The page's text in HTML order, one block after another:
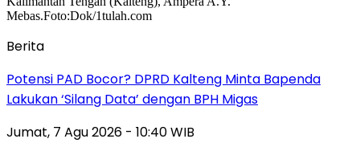
Berita
Potensi PAD Bocor? DPRD Kalteng Minta Bapenda
Lakukan ‘Silang Data’ dengan BPH Migas
Jumat, 7 Agu 2026 - 10:40 WIB